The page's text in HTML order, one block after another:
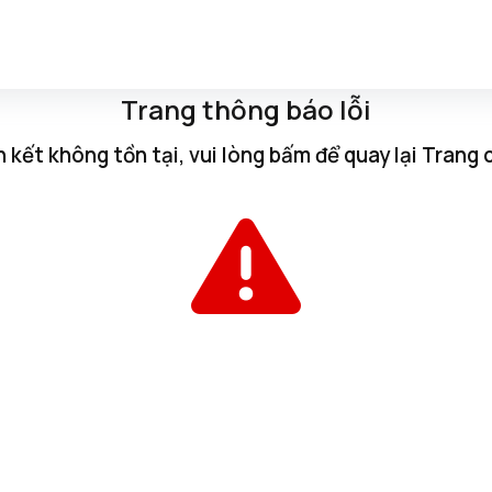
Trang thông báo lỗi
kết không tồn tại, vui lòng bấmđể quay lại Trang